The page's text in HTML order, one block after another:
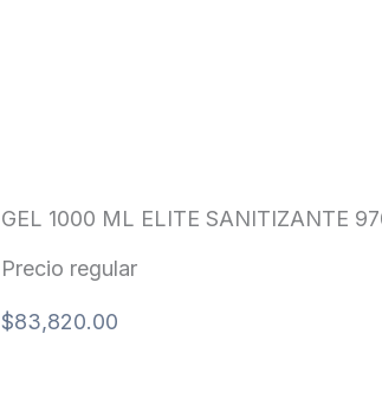
GEL 1000 ML ELITE SANITIZANTE
Precio regular
$83,820.00